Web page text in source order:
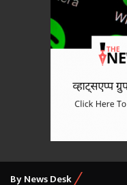
By News Desk